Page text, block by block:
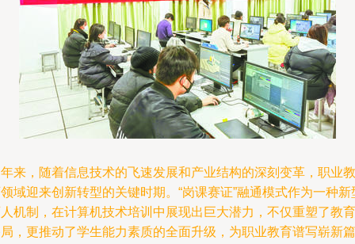
来，随着信息技术的飞速发展和产业结构的深刻变革，职业教
域迎来创新转型的关键时期。“岗课赛证”融通模式作为一种新
机制，在计算机技术培训中展现出巨大潜力，不仅重塑了教育
，更推动了学生能力素质的全面升级，为职业教育谱写崭新篇